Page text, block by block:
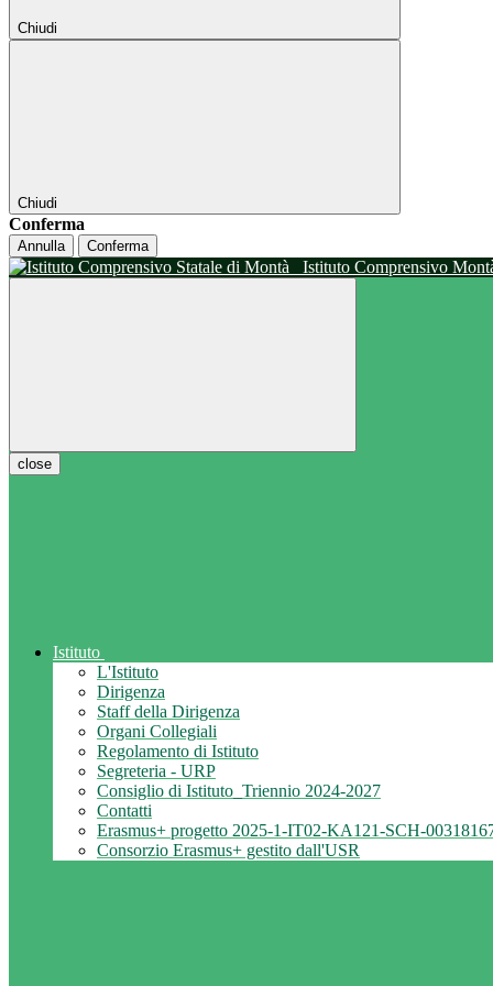
Chiudi
Chiudi
Conferma
Annulla Conferma
Istituto Comprensivo
close
Istituto
L'Istituto
Dirigenza
Staff della Dirigenza
Organi Collegiali
Regolamento di Istituto
Segreteria - URP
Consiglio di Istituto_Triennio 2024-2027
Contatti
Erasmus+ progetto 2025-1-IT02-KA121-SCH-
Consorzio Erasmus+ gestito dall'USR